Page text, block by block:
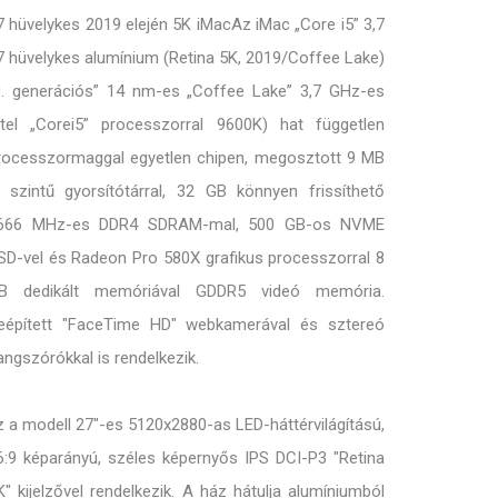
hüvelykes 2019 elején 5K iMacAz iMac „Core i5” 3,7
hüvelykes alumínium (Retina 5K, 2019/Coffee Lake)
generációs” 14 nm-es „Coffee Lake” 3,7 GHz-es
„Corei5” processzorral 9600K) hat független
egyetlen chipen, megosztott 9 MB
szintű gyorsítótárral, 32 GB könnyen frissíthető
MHz-es DDR4 SDRAM-mal, 500 GB-os NVME
vel és Radeon Pro 580X grafikus processzorral 8
dedikált memóriával GDDR5 videó memória.
"FaceTime HD" webkamerával és sztereó
is rendelkezik.
a modell 27"-es 5120x2880-as LED-háttérvilágítású,
képarányú, széles képernyős IPS DCI-P3 "Retina
kijelzővel rendelkezik. A ház hátulja alumíniumból